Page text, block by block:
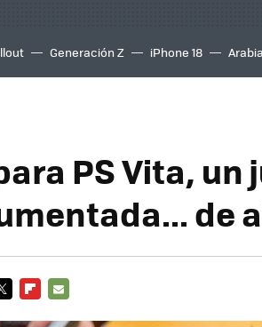
Generación Z iPhone 18
PS Vita, un
de